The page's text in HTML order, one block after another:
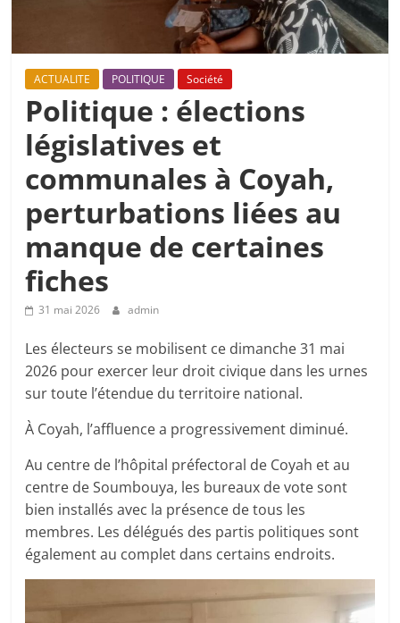
ACTUALITE POLITIQUE Société
Politique : élections
législatives et
communales à Coyah,
perturbations liées au
manque de certaines
fiches
31 mai 2026 admin
Les électeurs se mobilisent ce dimanche 31 mai
2026 pour exercer leur droit civique dans les urnes
sur toute l’étendue du territoire national.
À Coyah, l’affluence a progressivement diminué.
Au centre de l’hôpital préfectoral de Coyah et au
centre de Soumbouya, les bureaux de vote sont
bien installés avec la présence de tous les
membres. Les délégués des partis politiques sont
également au complet dans certains endroits.